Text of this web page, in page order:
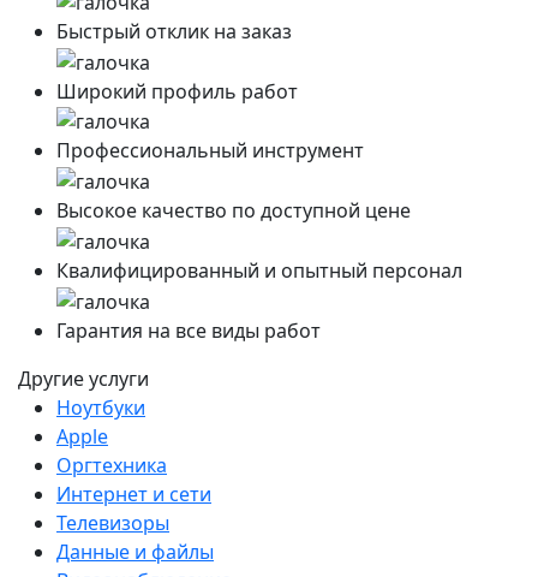
Быстрый отклик на заказ
Широкий профиль работ
Профессиональный инструмент
Высокое качество по доступной цене
Квалифицированный и опытный персонал
Гарантия на все виды работ
Другие услуги
Ноутбуки
Apple
Оргтехника
Интернет и сети
Телевизоры
Данные и файлы